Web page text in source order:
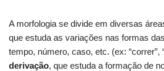
A morfologia se divide em diversas
que estuda as variações nas formas
tempo, número, caso, etc. (ex: “correr”,
derivação, que estuda a formação de